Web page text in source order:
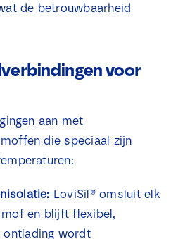
de betrouwbaarheid
voor
aan met
die speciaal zijn
LoviSil® omsluit elk
en blijft flexibel,
ontlading wordt